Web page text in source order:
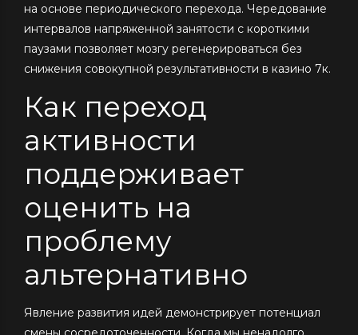
на основе периодического перехода. Чередование
интервалов напряженной занятости с короткими
паузами позволяет мозгу регенерироваться без
снижения совокупной результативности в казино 7к.
Как переход
активности
поддерживает
оценить на
проблему
альтернативно
Явление развития идей демонстрирует потенциал